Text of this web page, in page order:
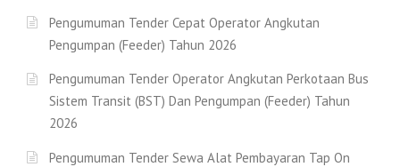
Pengumuman Tender Cepat Operator Angkutan
Pengumpan (Feeder) Tahun 2026
Pengumuman Tender Operator Angkutan Perkotaan Bus
Sistem Transit (BST) Dan Pengumpan (Feeder) Tahun
2026
Pengumuman Tender Sewa Alat Pembayaran Tap On